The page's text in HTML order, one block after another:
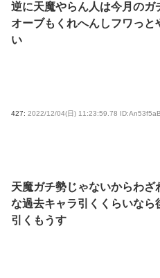
逆に天魔やらん人は今月の
オーブもくれへんしフワっ
い
427: 2022/12/04(日) 11:23:59.78
天魔ガチ勢じゃないからわ
な過去キャラ引くくらいなら
引くもうす